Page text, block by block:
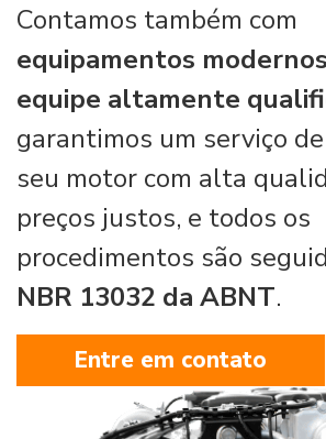
Contamos também com
equipamentos modernos
equipe altamente
garantimos um serviço
seu motor com alta
preços justos, e todos os
procedimentos são
NBR 13032 da ABNT.
Entre em contato